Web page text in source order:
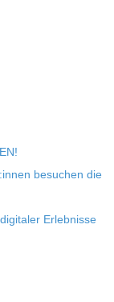
besu­chen die
Erleb­nisse